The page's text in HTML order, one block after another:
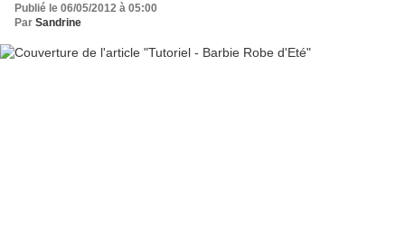
Publié le 06/05/2012 à 05:00
Par Sandrine